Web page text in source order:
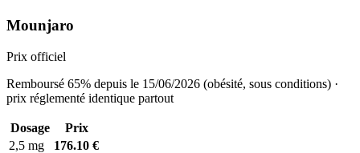
Mounjaro
Prix officiel
Remboursé 65% depuis le 15/06/2026 (obésité, sous conditions) ·
prix réglementé identique partout
Dosage
Prix
2,5 mg
176.10 €